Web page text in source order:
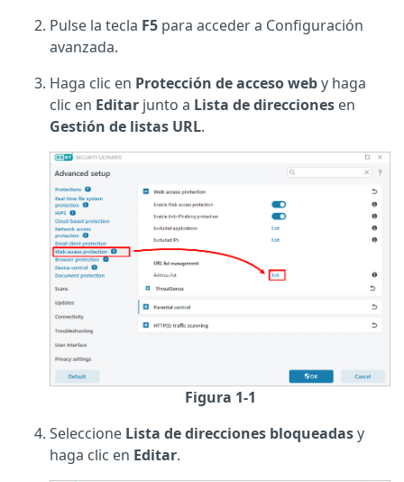
Pulse la tecla F5 para acceder a Configuración
avanzada.
Haga clic en Protección de acceso weby haga
clic en Editar junto a Lista de direcciones en
Gestión de listas URL.
Figura 1-1
Seleccione Lista de direcciones bloqueadasy
haga clic en Editar.